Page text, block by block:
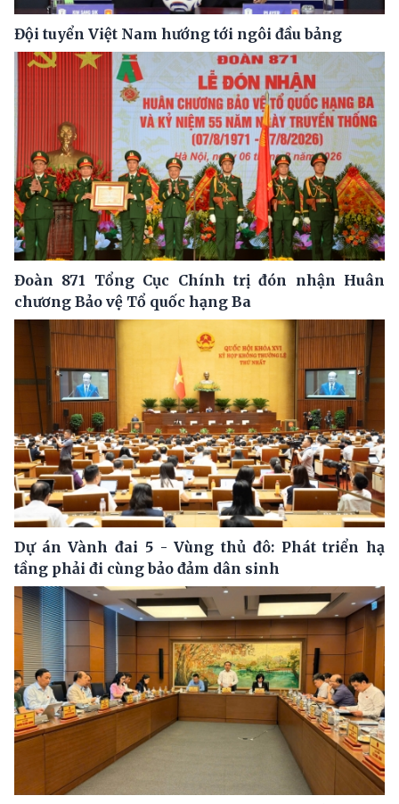
Đội tuyển Việt Nam hướng tới ngôi đầu bảng
Đoàn 871 Tổng Cục Chính trị đón nhận Huân
chương Bảo vệ Tổ quốc hạng Ba
Dự án Vành đai 5 - Vùng thủ đô: Phát triển hạ
tầng phải đi cùng bảo đảm dân sinh